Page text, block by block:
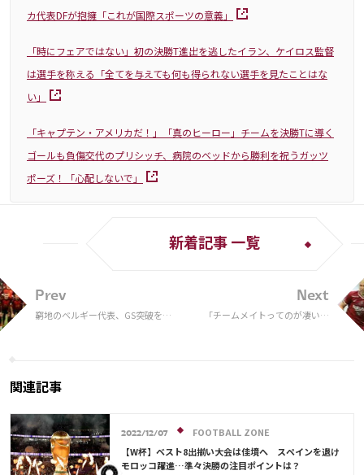
カ代表DFが抱擁「これが国際スポーツの意義」
「時にフェアではない」初の決勝T進出を逃したイラン、ケイロス監督
は選手を称える「全てを与えても何も得られない選手を見たことはな
い」
「キャプテン・アメリカだ！」「真のヒーロー」チームを決勝Tに導く
ゴールも負傷交代のプリシッチ、病院のベッドから勝利を祝うガッツ
ポーズ！「心配しないで」
Prev
窮地のベルギー代表、GS突破を懸
新着記事 一覧
Next
「チームメイトってのが凄い」
関連記事
2022/12/07
FOOTBALL ZONE
【W杯】ベスト8出揃い大会は佳境へ スペインを退け
モロッコ躍進…準々決勝の注目ポイントは？